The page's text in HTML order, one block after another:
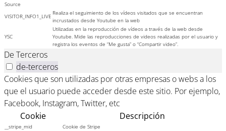
Source
VISITOR_INFO1_LIVE Realiza el seguimiento de los vídeos visitados que se encuentran
incrustados desde Youtube en la web
YSC
Utilizadas en la reproducción de vídeos a través de la web desde
Youtube. Mide las reproducciones de videos realizadas por el usuario y
registra los eventos de “Me gusta” o “Compartir video”.
De Terceros
de-terceros
Cookies que son utilizadas por otras empresas o webs a los
que el usuario puede acceder desde este sitio. Por ejemplo,
Facebook, Instagram, Twitter, etc
Cookie
Descripción
__stripe_mid Cookie de Stripe